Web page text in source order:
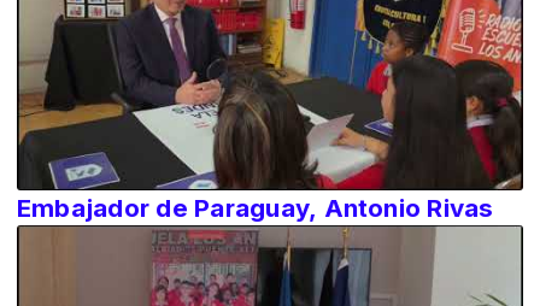
Embajador de Paraguay, Antonio Rivas